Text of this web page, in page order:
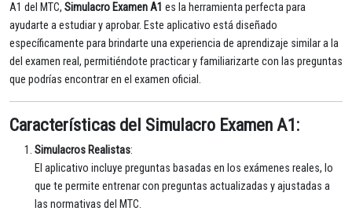
A1 del MTC, Simulacro Examen A1 es la herramienta perfecta para
ayudarte a estudiar y aprobar. Este aplicativo está diseñado
específicamente para brindarte una experiencia de aprendizaje similar a la
del examen real, permitiéndote practicar y familiarizarte con las preguntas
que podrías encontrar en el examen oficial.
Características del Simulacro Examen A1:
Simulacros Realistas:
El aplicativo incluye preguntas basadas en los exámenes reales, lo
que te permite entrenar con preguntas actualizadas y ajustadas a
las normativas del MTC.